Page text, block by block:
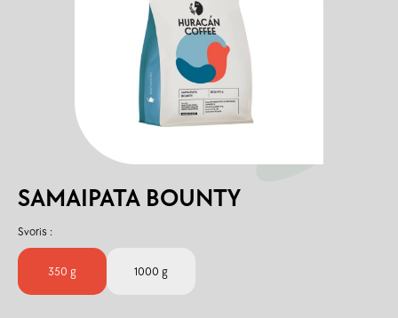
SAMAIPATA BOUNTY
Svoris :
350 g 1000 g